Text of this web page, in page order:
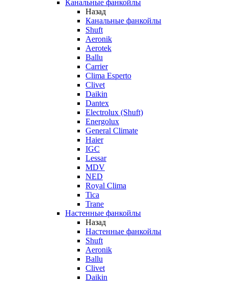
Канальные фанкойлы
Назад
Канальные фанкойлы
Shuft
Aeronik
Aerotek
Ballu
Carrier
Clima Esperto
Clivet
Daikin
Dantex
Electrolux (Shuft)
Energolux
General Climate
Haier
IGC
Lessar
MDV
NED
Royal Clima
Tica
Trane
Настенные фанкойлы
Назад
Настенные фанкойлы
Shuft
Aeronik
Ballu
Clivet
Daikin